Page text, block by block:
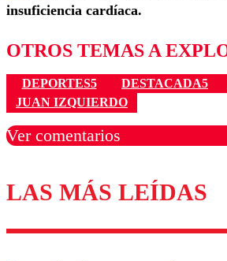
insuficiencia cardíaca.
OTROS TEMAS A
DEPORTES5 DESTACADA5
JUAN IZQUIERDO
Ver comentarios
Los comentarios son moderados
diálogo respetuoso.
Nombre
LAS MÁS LEÍDAS